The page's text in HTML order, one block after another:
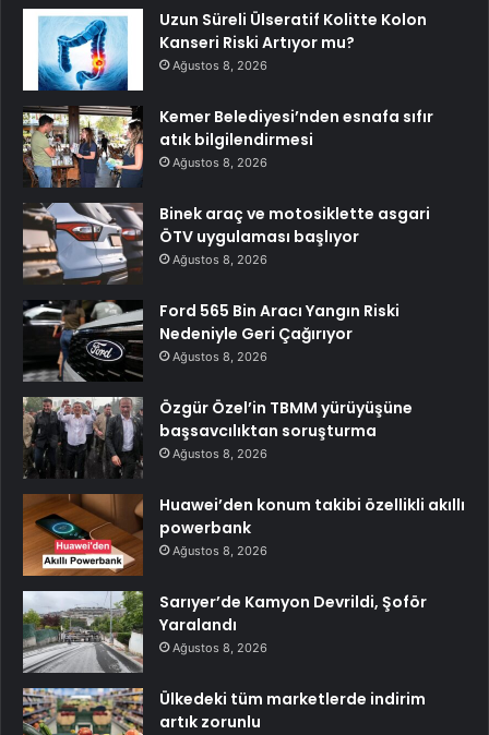
Uzun Süreli Ülseratif Kolitte Kolon
Kanseri Riski Artıyor mu?
Ağustos 8, 2026
Kemer Belediyesi’nden esnafa sıfır
atık bilgilendirmesi
Ağustos 8, 2026
Binek araç ve motosiklette asgari
ÖTV uygulaması başlıyor
Ağustos 8, 2026
Ford 565 Bin Aracı Yangın Riski
Nedeniyle Geri Çağırıyor
Ağustos 8, 2026
Özgür Özel’in TBMM yürüyüşüne
başsavcılıktan soruşturma
Ağustos 8, 2026
Huawei’den konum takibi özellikli akıllı
powerbank
Ağustos 8, 2026
Sarıyer’de Kamyon Devrildi, Şoför
Yaralandı
Ağustos 8, 2026
Ülkedeki tüm marketlerde indirim
artık zorunlu